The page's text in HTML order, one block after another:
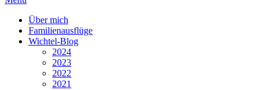
Primäres
Menü
Über mich
Familienausflüge
Wichtel-Blog
2024
2023
2022
2021